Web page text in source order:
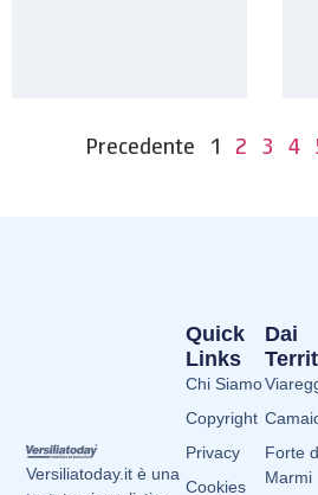
Precedente 1 2 3 4
Versiliatoday.it è una
Dai
Forte
Marmi
Quick
Links
Chi Siamo
Copyright
Privacy
Cookies